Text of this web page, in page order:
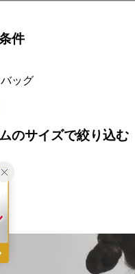
件
ッグ
のサイズで絞り込む